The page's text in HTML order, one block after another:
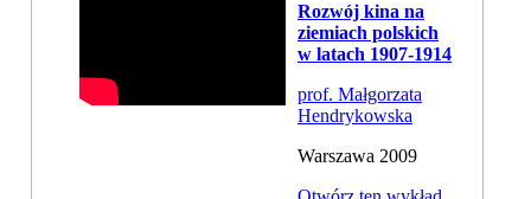
Rozwój kina na
ziemiach polskich
w latach 1907-1914
prof. Małgorzata
Hendrykowska
Warszawa 2009